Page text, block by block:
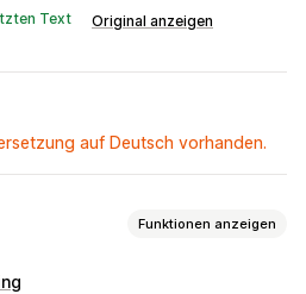
Text Original anzeigen
auf Deutsch vorhanden.
Funktionen anzeigen